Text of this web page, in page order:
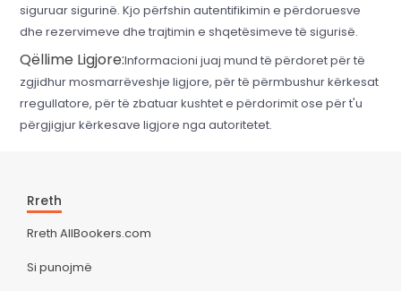
siguruar sigurinë. Kjo përfshin autentifikimin e përdoruesve
dhe rezervimeve dhe trajtimin e shqetësimeve të sigurisë.
Qëllime Ligjore:Informacioni juaj mund të përdoret për të
zgjidhur mosmarrëveshje ligjore, për të përmbushur kërkesat
rregullatore, për të zbatuar kushtet e përdorimit ose për t'u
përgjigjur kërkesave ligjore nga autoritetet.
Rreth
Rreth AllBookers.com
Si punojmë